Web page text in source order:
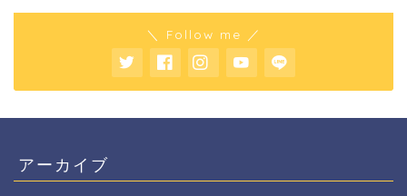
＼ Follow me ／
アーカイブ